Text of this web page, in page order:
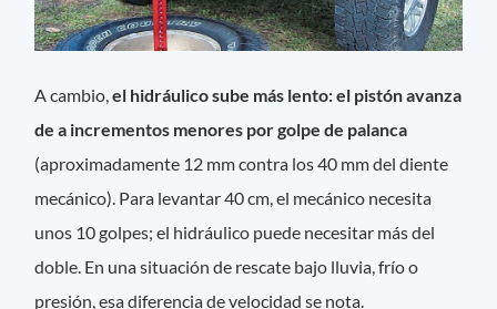
A cambio,el hidráulico sube más lento: el pistón avanza
de a incrementos menores por golpe de palanca
(aproximadamente 12 mm contra los 40 mm del diente
mecánico). Para levantar 40 cm, el mecánico necesita
unos 10 golpes; el hidráulico puede necesitar más del
doble. En una situación de rescate bajo lluvia, frío o
presión, esa diferencia de velocidad se nota.